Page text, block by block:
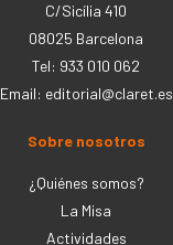
C/Sicília 410
08025 Barcelona
Tel: 933 010 062
Email: editorial@claret.es
Sobre nosotros
¿Quiénes somos?
La Misa
Actividades